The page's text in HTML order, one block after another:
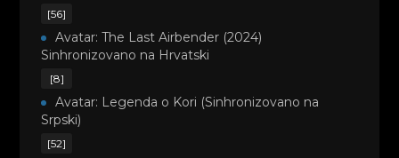
[56]
Avatar: The Last Airbender (2024)
Sinhronizovano na Hrvatski
[8]
Avatar: Legenda o Kori (Sinhronizovano na
Srpski)
[52]